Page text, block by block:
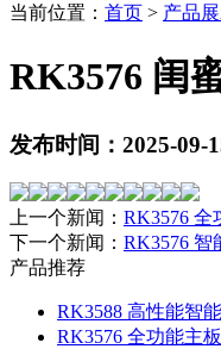
当前位置： 首页 > 产品
RK3576 闺
发布时间：2025-09-
上一个新闻： RK3576 全
下一个新闻： RK3576 智
产品推荐
RK3588 高性能智
RK3576 全功能主板